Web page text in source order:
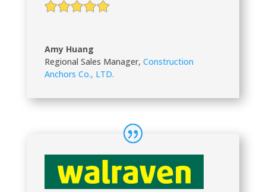
Amy Huang
Regional Sales Manager, Construction
Anchors Co., LTD.